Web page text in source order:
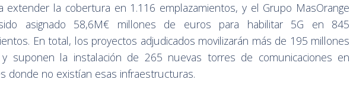
extender la cobertura en 1.116 emplazamientos, y el Grupo MasOrange
asignado 58,6M€ millones de euros para habilitar 5G en 845
En total, los proyectos adjudicados movilizarán más de 195 millones
suponen la instalación de 265 nuevas torres de comunicaciones en
donde no existían esas infraestructuras.